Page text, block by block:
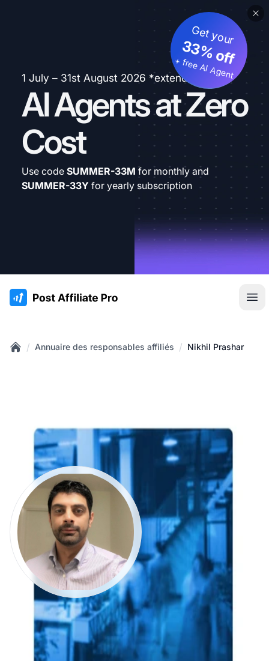
1 July – 31st August 2026 *extended
AI Agents at Zero
Cost
Get your
33% off
+ free AI Agent
Use code SUMMER-33M for monthly and
SUMMER-33Y for yearly subscription
:site.title
/ Annuaire des responsables affiliés / Nikhil Prashar